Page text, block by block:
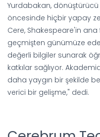
Yurdabakan,
öncesinde hiçbir yapay
Cere, Shakespeare'in ana
geçmişten günümüze
değerli bilgiler sunarak
katkılar sağlıyor.
daha yaygın bir şekilde
verici bir gelişme," dedi.